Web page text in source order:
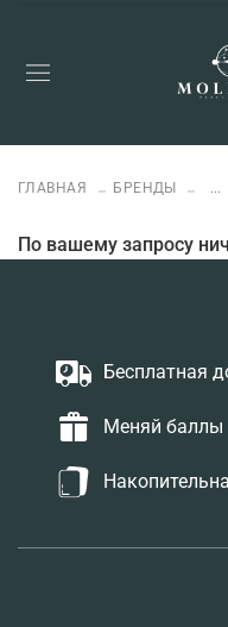
ГЛАВНАЯ БРЕНДЫ ...
По вашему запросу
Бесплатная
Меняй баллы